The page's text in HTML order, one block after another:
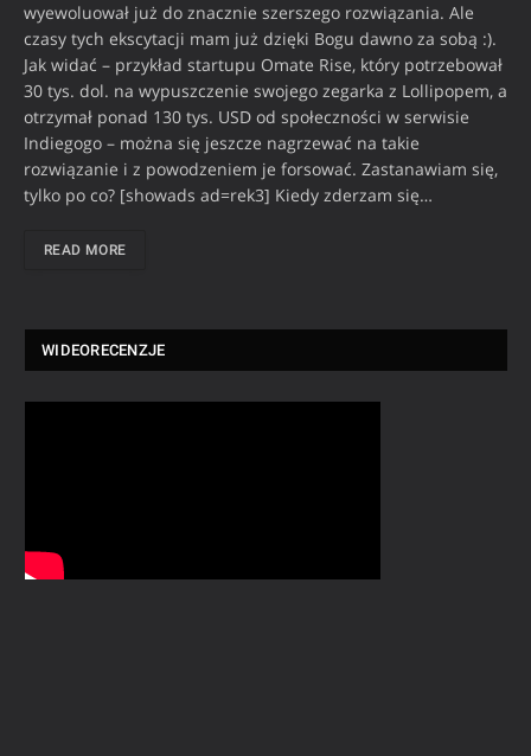
wyewoluował już do znacznie szerszego rozwiązania. Ale
czasy tych ekscytacji mam już dzięki Bogu dawno za sobą :).
Jak widać – przykład startupu Omate Rise, który potrzebował
30 tys. dol. na wypuszczenie swojego zegarka z Lollipopem, a
otrzymał ponad 130 tys. USD od społeczności w serwisie
Indiegogo – można się jeszcze nagrzewać na takie
rozwiązanie i z powodzeniem je forsować. Zastanawiam się,
tylko po co? [showads ad=rek3] Kiedy zderzam się…
READ MORE
WIDEORECENZJE